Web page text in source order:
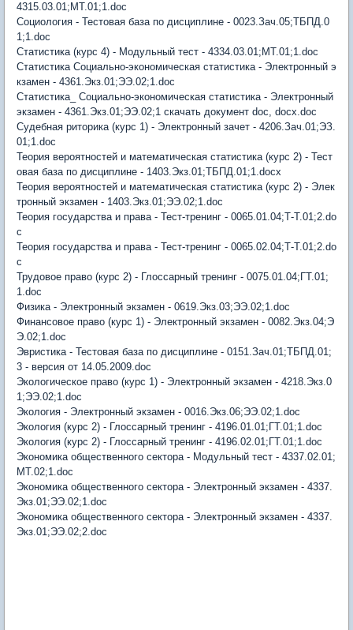
4315.03.01;МТ.01;1.doc
Социология - Тестовая база по дисциплине - 0023.Зач.05;ТБПД.0
1;1.doc
Статистика (курс 4) - Модульный тест - 4334.03.01;МТ.01;1.doc
Статистика Социально-экономическая статистика - Электронный э
кзамен - 4361.Экз.01;ЭЭ.02;1.doc
Статистика_ Социально-экономическая статистика - Электронный
экзамен - 4361.Экз.01;ЭЭ.02;1 скачать документ doc, docx.doc
Судебная риторика (курс 1) - Электронный зачет - 4206.Зач.01;ЭЗ.
01;1.doc
Теория вероятностей и математическая статистика (курс 2) - Тест
овая база по дисциплине - 1403.Экз.01;ТБПД.01;1.docx
Теория вероятностей и математическая статистика (курс 2) - Элек
тронный экзамен - 1403.Экз.01;ЭЭ.02;1.doc
Теория государства и права - Тест-тренинг - 0065.01.04;Т-Т.01;2.do
c
Теория государства и права - Тест-тренинг - 0065.02.04;Т-Т.01;2.do
c
Трудовое право (курс 2) - Глоссарный тренинг - 0075.01.04;ГТ.01;
1.doc
Физика - Электронный экзамен - 0619.Экз.03;ЭЭ.02;1.doc
Финансовое право (курс 1) - Электронный экзамен - 0082.Экз.04;Э
Э.02;1.doc
Эвристика - Тестовая база по дисциплине - 0151.Зач.01;ТБПД.01;
3 - версия от 14.05.2009.doc
Экологическое право (курс 1) - Электронный экзамен - 4218.Экз.0
1;ЭЭ.02;1.doc
Экология - Электронный экзамен - 0016.Экз.06;ЭЭ.02;1.doc
Экология (курс 2) - Глоссарный тренинг - 4196.01.01;ГТ.01;1.doc
Экология (курс 2) - Глоссарный тренинг - 4196.02.01;ГТ.01;1.doc
Экономика общественного сектора - Модульный тест - 4337.02.01;
МТ.02;1.doc
Экономика общественного сектора - Электронный экзамен - 4337.
Экз.01;ЭЭ.02;1.doc
Экономика общественного сектора - Электронный экзамен - 4337.
Экз.01;ЭЭ.02;2.doc